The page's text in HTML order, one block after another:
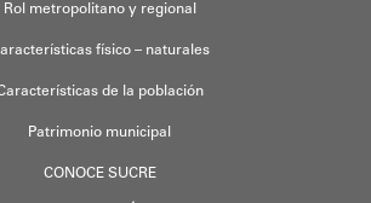
Rol metropolitano y regional
físico – naturales
de la población
Patrimonio municipal
CONOCE SUCRE